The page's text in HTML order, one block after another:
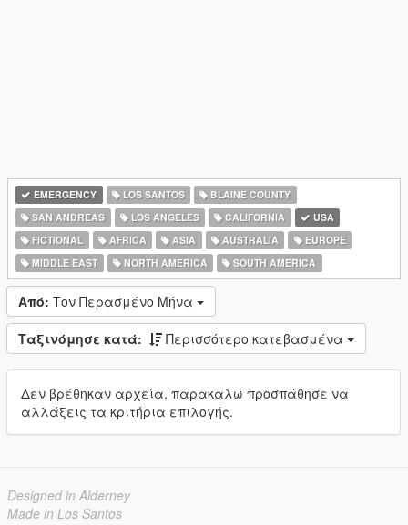
EMERGENCY LOS SANTOS
BLAINE COUNTY
SAN ANDREAS
LOS ANGELES CALIFORNIA
USA
FICTIONAL
AFRICA ASIA AUSTRALIA
EUROPE
MIDDLE EAST
NORTH AMERICA SOUTH AMERICA
Από: Τον Περασμένο Μήνα
Ταξινόμησε κατά: Περισσότερο κατεβασμένα
Δεν βρέθηκαν αρχεία, παρακαλώ προσπάθησε να
αλλάξεις τα κριτήρια επιλογής.
Designed in Alderney
Made in Los Santos